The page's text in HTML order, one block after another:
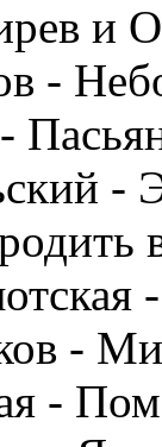
и
-
-
-
-